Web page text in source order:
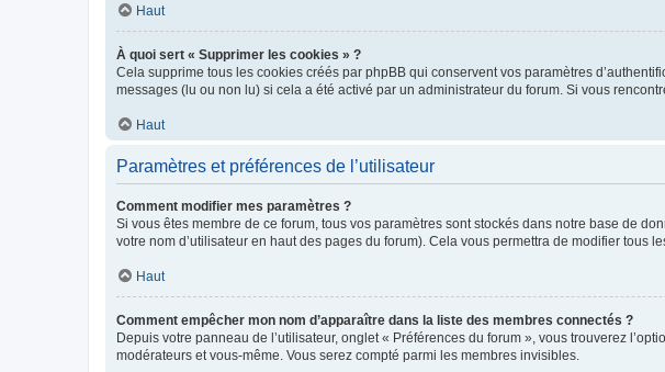
Haut
À quoi sert « Supprimer les cookies » ?
Cela supprime tous les cookies créés par phpBB qui conservent vos paramètres
messages (lu ou non lu) si cela a été activé par un administrateur du forum. Si vous
Haut
Paramètres et préférences de l’utilisateur
Comment modifier mes paramètres ?
Si vous êtes membre de ce forum, tous vos paramètres sont stockés dans notre base de
votre nom d’utilisateur en haut des pages du forum). Cela vous permettra de modifier tous
Haut
Comment empêcher mon nom d’apparaître dans la liste des membres connectés ?
Depuis votre panneau de l’utilisateur, onglet « Préférences du forum », vous trouverez
modérateurs et vous-même. Vous serez compté parmi les membres invisibles.